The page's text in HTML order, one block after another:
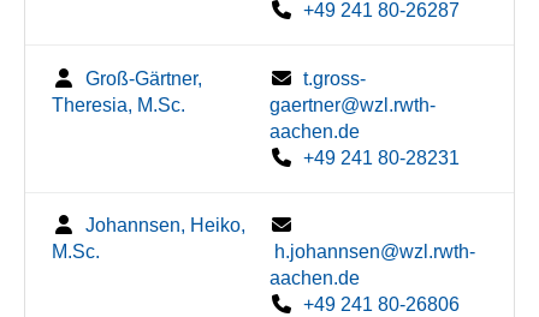
+49 241 80-26287
Groß-Gärtner,
Theresia, M.Sc.
t.gross-
gaertner@wzl.rwth-
aachen.de
+49 241 80-28231
Johannsen, Heiko,
M.Sc.
h.johannsen@wzl.rwth-
aachen.de
+49 241 80-26806